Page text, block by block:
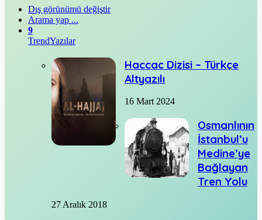
Dış görünümü değiştir
Arama yap ...
9
TrendYazılar
Haccac Dizisi – Türkçe
Altyazılı
16 Mart 2024
Osmanlının
İstanbul’u
Medine’ye
Bağlayan
Tren Yolu
27 Aralık 2018